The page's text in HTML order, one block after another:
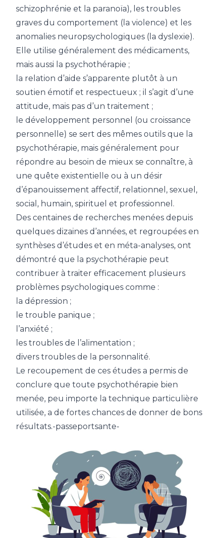
schizophrénie et la paranoïa), les troubles
graves du comportement (la violence) et les
anomalies neuropsychologiques (la dyslexie).
Elle utilise généralement des médicaments,
mais aussi la psychothérapie ;
la relation d’aide s’apparente plutôt à un
soutien émotif et respectueux ; il s’agit d’une
attitude, mais pas d’un traitement ;
le développement personnel (ou croissance
personnelle) se sert des mêmes outils que la
psychothérapie, mais généralement pour
répondre au besoin de mieux se connaître, à
une quête existentielle ou à un désir
d’épanouissement affectif, relationnel, sexuel,
social, humain, spirituel et professionnel.
Des centaines de recherches menées depuis
quelques dizaines d’années, et regroupées en
synthèses d’études et en méta-analyses, ont
démontré que la psychothérapie peut
contribuer à traiter efficacement plusieurs
problèmes psychologiques comme :
la dépression ;
le trouble panique ;
l’anxiété ;
les troubles de l’alimentation ;
divers troubles de la personnalité.
Le recoupement de ces études a permis de
conclure que toute psychothérapie bien
menée, peu importe la technique particulière
utilisée, a de fortes chances de donner de bons
résultats.-passeportsante-